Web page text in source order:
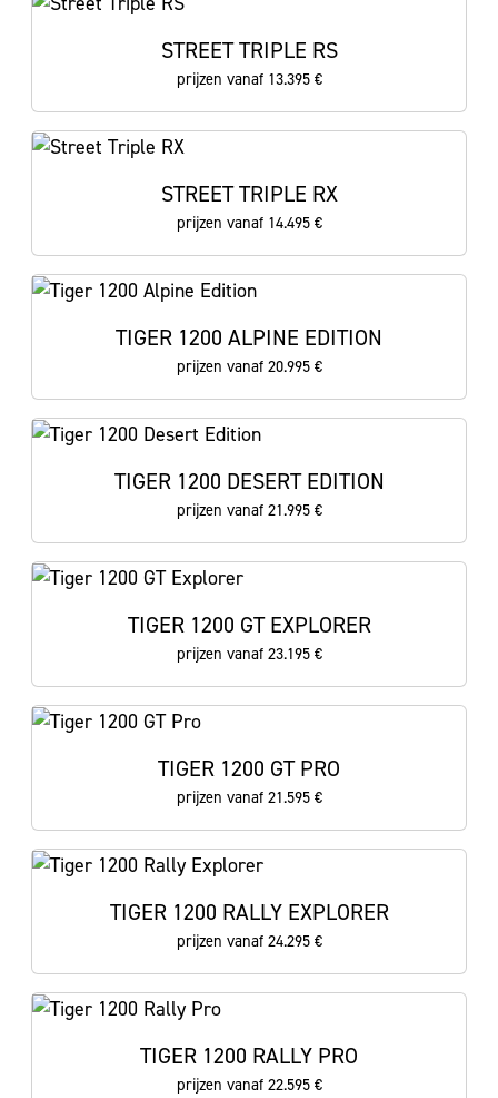
STREET TRIPLE RS
prijzen vanaf 13.395 €
STREET TRIPLE RX
prijzen vanaf 14.495 €
TIGER 1200 ALPINE EDITION
prijzen vanaf 20.995 €
TIGER 1200 DESERT EDITION
prijzen vanaf 21.995 €
TIGER 1200 GT EXPLORER
prijzen vanaf 23.195 €
TIGER 1200 GT PRO
prijzen vanaf 21.595 €
TIGER 1200 RALLY EXPLORER
prijzen vanaf 24.295 €
TIGER 1200 RALLY PRO
prijzen vanaf 22.595 €